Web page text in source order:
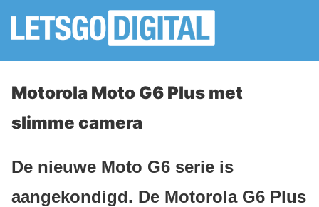
Motorola Moto G6 Plus met
slimme camera
De nieuwe Moto G6 serie is
aangekondigd. De Motorola G6 Plus